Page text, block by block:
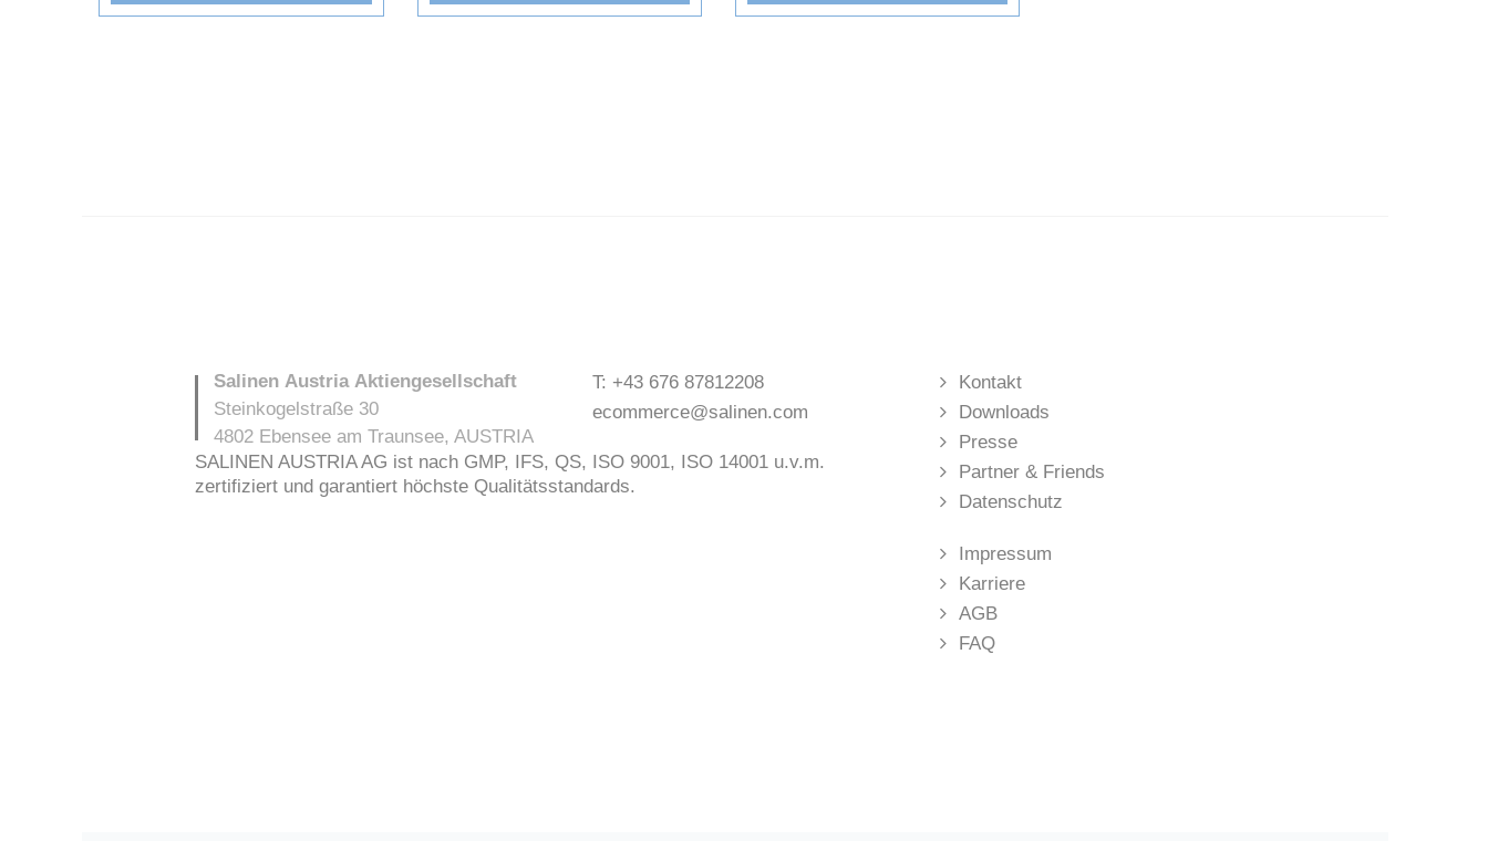
Salinen Austria Aktiengesellschaft
Steinkogelstraße 30
4802 Ebensee am Traunsee,AUSTRIA
T: +43 676 87812208
ecommerce@salinen.com
SALINEN AUSTRIA AG ist nach GMP, IFS, QS, ISO 9001, ISO 14001 u.v.m.
zertifiziert und garantiert höchste Qualitätsstandards.
Kontakt
Downloads
Presse
Partner & Friends
Datenschutz
Impressum
Karriere
AGB
FAQ